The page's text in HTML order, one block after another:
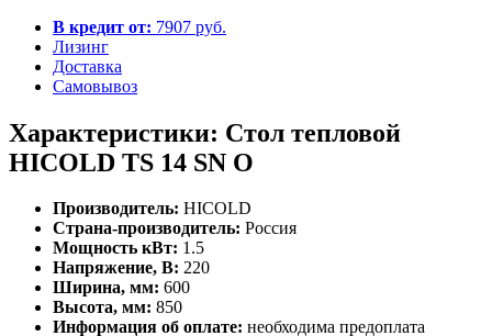
В кредит от: 7907 руб.
Лизинг
Доставка
Самовывоз
Характеристики: Стол тепловой
HICOLD TS 14 SN O
Производитель: HICOLD
Страна-производитель: Россия
Мощность кВт: 1.5
Напряжение, В: 220
Ширина, мм: 600
Высота, мм: 850
Информация об оплате: необходима предоплата